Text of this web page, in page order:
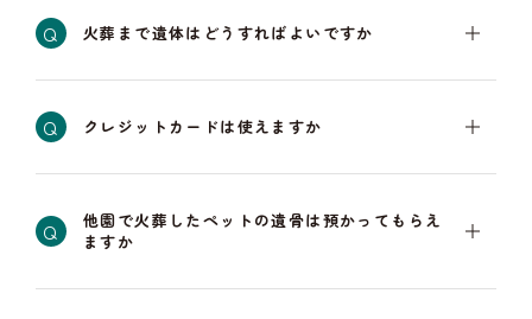
Q 火葬まで遺体はどうすればよいですか
Q クレジットカードは使えますか
Q
他園で火葬したペットの遺骨は預かってもらえ
ますか